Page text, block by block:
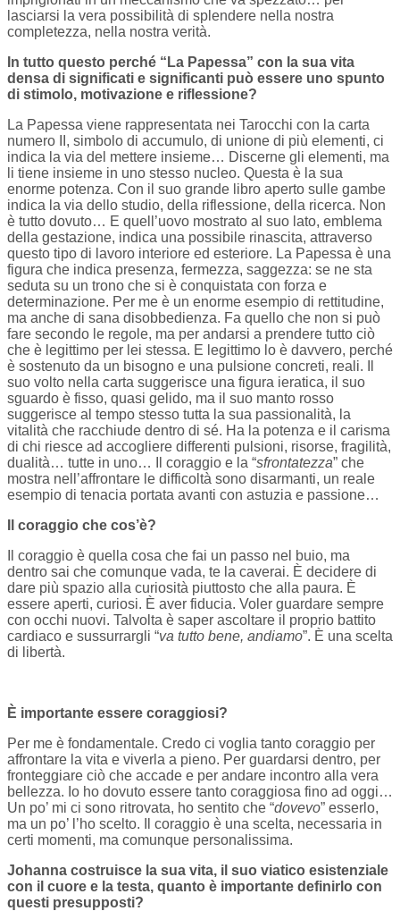
lasciarsi la vera possibilità di splendere nella nostra
completezza, nella nostra verità.
In tutto questo perché “La Papessa” con la sua vita
densa di significati e significanti può essere uno spunto
di stimolo, motivazione e riflessione?
La Papessa viene rappresentata nei Tarocchi con la carta
numero II, simbolo di accumulo, di unione di più elementi, ci
indica la via del mettere insieme… Discerne gli elementi, ma
li tiene insieme in uno stesso nucleo. Questa è la sua
enorme potenza. Con il suo grande libro aperto sulle gambe
indica la via dello studio, della riflessione, della ricerca. Non
è tutto dovuto… E quell’uovo mostrato al suo lato, emblema
della gestazione, indica una possibile rinascita, attraverso
questo tipo di lavoro interiore ed esteriore. La Papessa è una
figura che indica presenza, fermezza, saggezza: se ne sta
seduta su un trono che si è conquistata con forza e
determinazione. Per me è un enorme esempio di rettitudine,
ma anche di sana disobbedienza. Fa quello che non si può
fare secondo le regole, ma per andarsi a prendere tutto ciò
che è legittimo per lei stessa. E legittimo lo è davvero, perché
è sostenuto da un bisogno e una pulsione concreti, reali. Il
suo volto nella carta suggerisce una figura ieratica, il suo
sguardo è fisso, quasi gelido, ma il suo manto rosso
suggerisce al tempo stesso tutta la sua passionalità, la
vitalità che racchiude dentro di sé. Ha la potenza e il carisma
di chi riesce ad accogliere differenti pulsioni, risorse, fragilità,
dualità… tutte in uno… Il coraggio e la “sfrontatezza” che
mostra nell’affrontare le difficoltà sono disarmanti, un reale
esempio di tenacia portata avanti con astuzia e passione…
Il coraggio che cos’è?
Il coraggio è quella cosa che fai un passo nel buio, ma
dentro sai che comunque vada, te la caverai. È decidere di
dare più spazio alla curiosità piuttosto che alla paura. È
essere aperti, curiosi. È aver fiducia. Voler guardare sempre
con occhi nuovi. Talvolta è saper ascoltare il proprio battito
cardiaco e sussurrargli “va tutto bene, andiamo”. È una scelta
di libertà.
È importante essere coraggiosi?
Per me è fondamentale. Credo ci voglia tanto coraggio per
affrontare la vita e viverla a pieno. Per guardarsi dentro, per
fronteggiare ciò che accade e per andare incontro alla vera
bellezza. Io ho dovuto essere tanto coraggiosa fino ad oggi…
Un po’ mi ci sono ritrovata, ho sentito che “dovevo” esserlo,
ma un po’ l’ho scelto. Il coraggio è una scelta, necessaria in
certi momenti, ma comunque personalissima.
Johanna costruisce la sua vita, il suo viatico esistenziale
con il cuore e la testa, quanto è importante definirlo con
questi presupposti?